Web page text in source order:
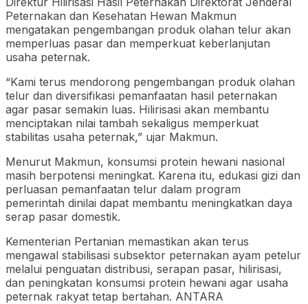
Peternakan dan Kesehatan Hewan Makmun
mengatakan pengembangan produk olahan telur akan
memperluas pasar dan memperkuat keberlanjutan
usaha peternak.
“Kami terus mendorong pengembangan produk olahan
telur dan diversifikasi pemanfaatan hasil peternakan
agar pasar semakin luas. Hilirisasi akan membantu
menciptakan nilai tambah sekaligus memperkuat
stabilitas usaha peternak,” ujar Makmun.
Menurut Makmun, konsumsi protein hewani nasional
masih berpotensi meningkat. Karena itu, edukasi gizi dan
perluasan pemanfaatan telur dalam program
pemerintah dinilai dapat membantu meningkatkan daya
serap pasar domestik.
Kementerian Pertanian memastikan akan terus
mengawal stabilisasi subsektor peternakan ayam petelur
melalui penguatan distribusi, serapan pasar, hilirisasi,
dan peningkatan konsumsi protein hewani agar usaha
peternak rakyat tetap bertahan. ANTARA